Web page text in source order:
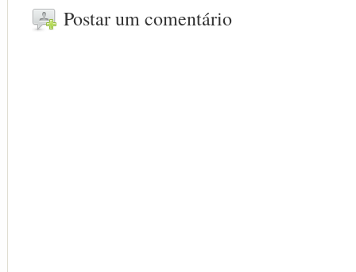
Postar um comentário